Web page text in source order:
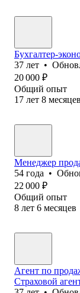
Бухгалтер-
37 лет •
20 000 ₽
Общий опыт
17 лет 8 месяцев
Менеджер
54 года •
22 000 ₽
Общий опыт
8 лет 6 месяцев
Агент по
Страховой